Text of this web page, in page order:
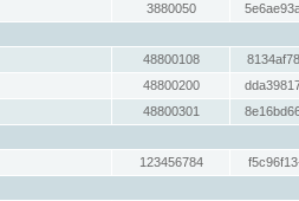
3880050
48800108
48800200
48800301
123456784